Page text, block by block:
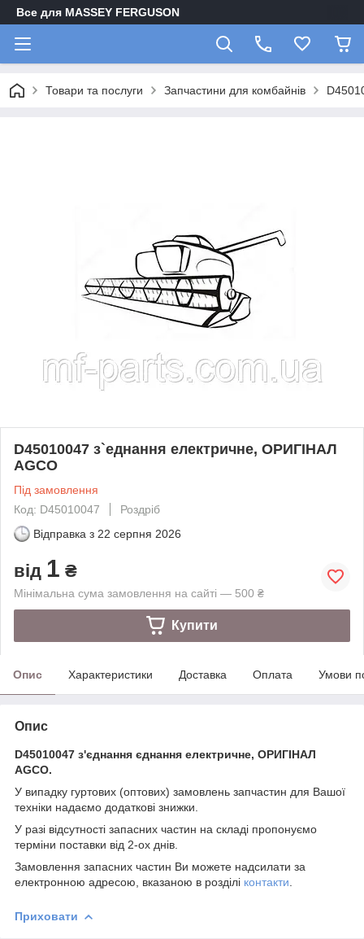
Все для MASSEY FERGUSON
Товари та послуги Запчастини для комбайнів
D45010047 з`еднання електричне, ОРИГІНАЛ
AGCO
Під замовлення
Код: D45010047
Роздріб
Відправка з 22 серпня 2026
від 1 ₴
Мінімальна сума замовлення на сайті — 500 ₴
Купити
Опис Характеристики Доставка Оплата Умови
Опис
D45010047 з'єднання єднання електричне, ОРИГІНАЛ
AGCO.
У випадку гуртових (оптових) замовлень запчастин для Вашої
техніки надаємо додаткові знижки.
У разі відсутності запасних частин на складі пропонуємо
терміни поставки від 2-ох днів.
Замовлення запасних частин Ви можете надсилати за
електронною адресою, вказаною в розділі контакти
Приховати